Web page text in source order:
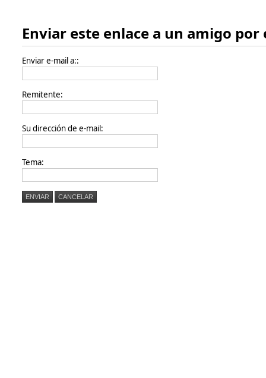
Enviar este enlace a un amigo por
Enviar e-mail a::
Remitente:
Su dirección de e-mail:
Tema:
ENVIAR CANCELAR